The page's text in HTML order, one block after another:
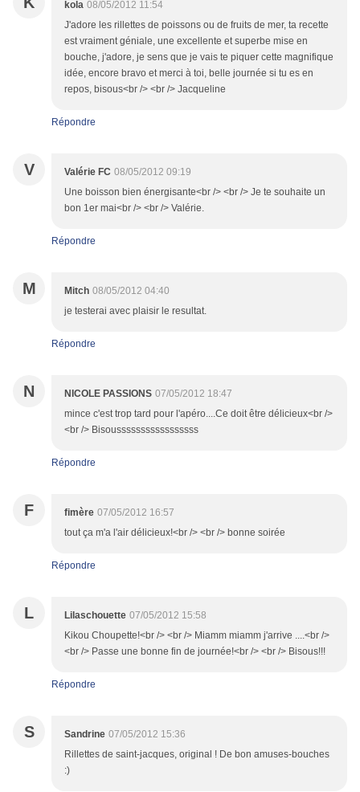
kola 08/05/2012 11:54
J'adore les rillettes de poissons ou de fruits de mer, ta recette
est vraiment géniale, une excellente et superbe mise en
bouche, j'adore, je sens que je vais te piquer cette magnifique
idée, encore bravo et merci à toi, belle journée si tu es en
repos, bisous<br /> <br /> Jacqueline
Répondre
V Valérie FC 08/05/2012 09:19
Une boisson bien énergisante<br /> <br /> Je te souhaite un
bon 1er mai<br /> <br /> Valérie.
Répondre
M Mitch 08/05/2012 04:40
je testerai avec plaisir le resultat.
Répondre
N NICOLE PASSIONS 07/05/2012 18:47
mince c'est trop tard pour l'apéro....Ce doit être délicieux<br />
<br /> Bisousssssssssssssssss
Répondre
F fimère 07/05/2012 16:57
tout ça m'a l'air délicieux!<br /> <br /> bonne soirée
Répondre
L Lilaschouette 07/05/2012 15:58
Kikou Choupette!<br /> <br /> Miamm miamm j'arrive ....<br />
<br /> Passe une bonne fin de journée!<br /> <br /> Bisous!!!
Répondre
S Sandrine 07/05/2012 15:36
Rillettes de saint-jacques, original ! De bon amuses-bouches
:)